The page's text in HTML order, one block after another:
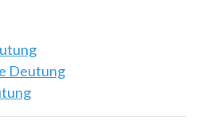
Deutung